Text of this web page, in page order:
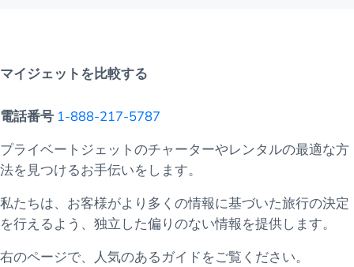
マイジェットを比較する
電話番号 1-888-217-5787
プライベートジェットのチャーターやレンタルの最適な方
法を見つけるお手伝いをします。
私たちは、お客様がより多くの情報に基づいた旅行の決定
を行えるよう、独立した偏りのない情報を提供します。
右のページで、人気のあるガイドをご覧ください。